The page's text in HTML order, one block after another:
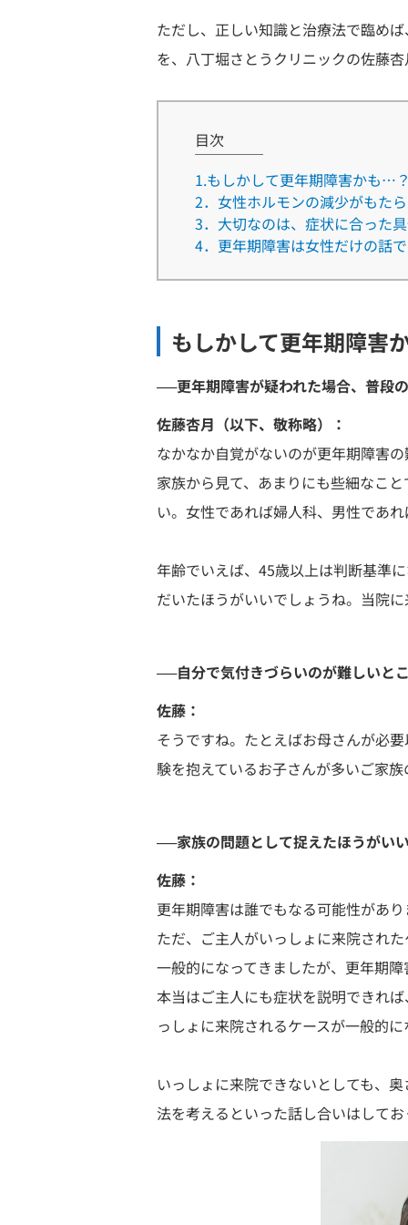
ただし、正しい知識と治療法で臨め
を、八丁堀さとうクリニックの佐藤
目次
1.もしかして更年期障害かも…
2．女性ホルモンの減少がもた
3．大切なのは、症状に合った
4．更年期障害は女性だけの話
もしかして更年期障害
──更年期障害が疑われた場合、普段
佐藤杏月（以下、敬称略）：
なかなか自覚がないのが更年期障害
家族から見て、あまりにも些細なこ
い。女性であれば婦人科、男性であ
年齢でいえば、45歳以上は判断基準
だいたほうがいいでしょうね。当院
──自分で気付きづらいのが難しいと
佐藤：
そうですね。たとえばお母さんが必
験を抱えているお子さんが多いご家
──家族の問題として捉えたほうがい
佐藤：
更年期障害は誰でもなる可能性があ
ただ、ご主人がいっしょに来院され
一般的になってきましたが、更年期
本当はご主人にも症状を説明できれ
っしょに来院されるケースが一般的
いっしょに来院できないとしても、
法を考えるといった話し合いはして